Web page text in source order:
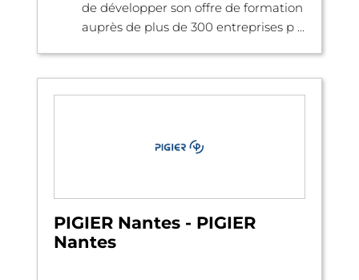
de développer son offre de formation
auprès de plus de 300 entreprises p ...
PIGIER Nantes - PIGIER
Nantes